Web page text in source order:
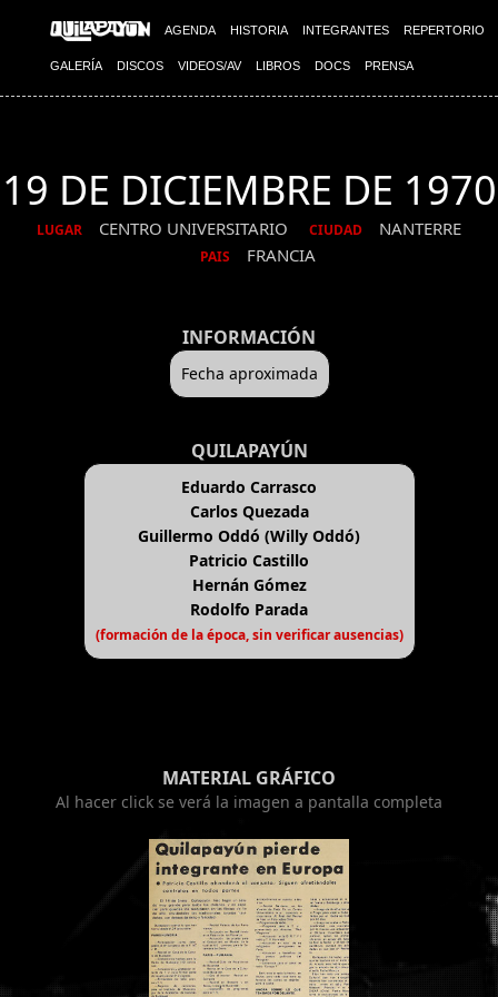
AGENDA HISTORIA INTEGRANTES REPERTORIO
GALERÍA DISCOS VIDEOS/AV LIBROS DOCS PRENSA
19 DE DICIEMBRE DE 1970
LUGAR CENTRO UNIVERSITARIO CIUDAD NANTERRE
PAIS FRANCIA
INFORMACIÓN
Fecha aproximada
QUILAPAYÚN
Eduardo Carrasco
Carlos Quezada
Guillermo Oddó (Willy Oddó)
Patricio Castillo
Hernán Gómez
Rodolfo Parada
(formación de la época, sin verificar ausencias)
MATERIAL GRÁFICO
Al hacer click se verá la imagen a pantalla completa